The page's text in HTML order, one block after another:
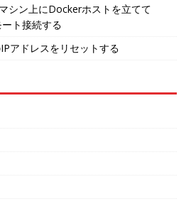
シン上にDockerホストを立てて
ト接続する
アドレスをリセットする